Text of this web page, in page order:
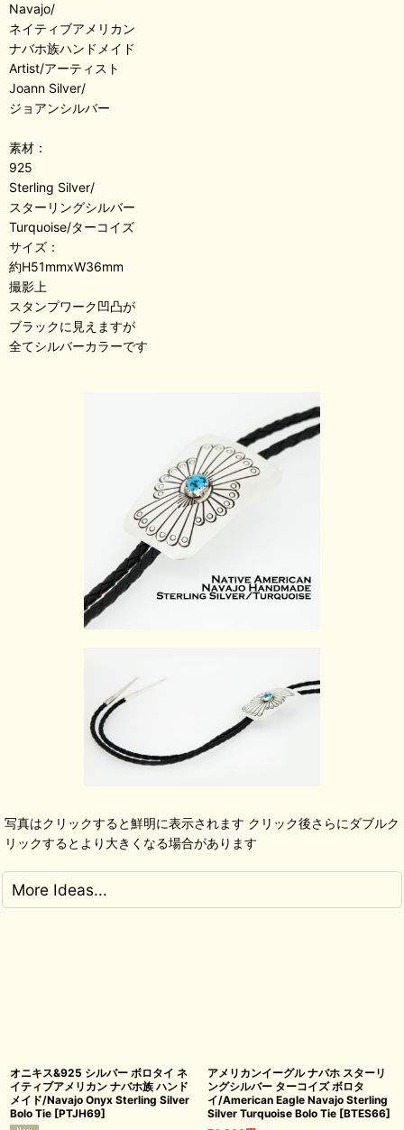
Navajo/
ネイティブアメリカン
ナバホ族ハンドメイド
Artist/アーティスト
Joann Silver/
ジョアンシルバー
素材：
925
Sterling Silver/
スターリングシルバー
Turquoise/ターコイズ
サイズ：
約H51mmxW36mm
撮影上
スタンプワーク凹凸が
ブラックに見えますが
全てシルバーカラーです
写真はクリックすると鮮明に表示されます クリック後さらにダブルク
リックするとより大きくなる場合があります
More Ideas...
オニキス&925 シルバー ボロタイ ネ
イティブアメリカン ナバホ族 ハンド
メイド/Navajo Onyx Sterling Silver
Bolo Tie [PTJH69]
アメリカンイーグル ナバホ スターリ
ングシルバー ターコイズ ボロタ
イ/American Eagle Navajo Sterling
Silver Turquoise Bolo Tie [BTES66]